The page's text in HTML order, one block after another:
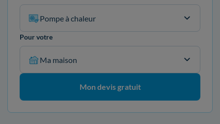
Pompe à chaleur
Pour votre
Ma maison
Mon devis gratuit